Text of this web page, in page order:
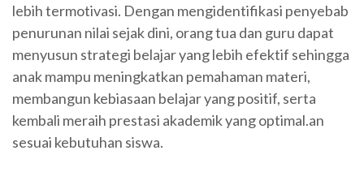
lebih termotivasi. Dengan mengidentifikasi penyebab
penurunan nilai sejak dini, orang tua dan guru dapat
menyusun strategi belajar yang lebih efektif sehingga
anak mampu meningkatkan pemahaman materi,
membangun kebiasaan belajar yang positif, serta
kembali meraih prestasi akademik yang optimal.an
sesuai kebutuhan siswa.